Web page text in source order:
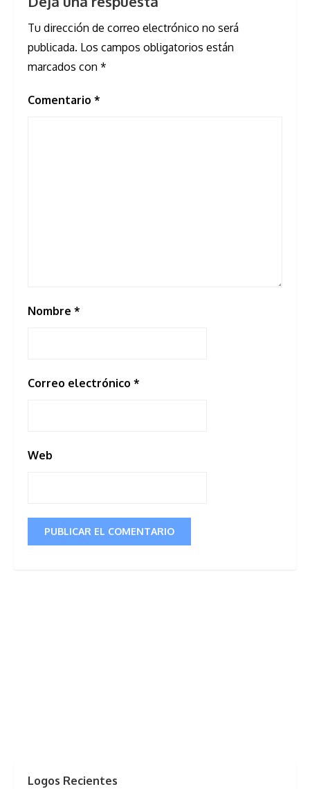
Tu dirección de correo electrónico no será
publicada. Los campos obligatorios están
marcados con *
Comentario *
Nombre *
Correo electrónico *
Web
Logos Recientes